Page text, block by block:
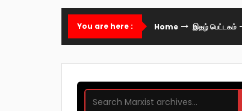
You are here : Home இதழ் பெட்டகம்